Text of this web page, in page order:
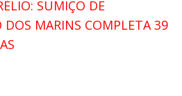
SUMIÇO DE
DOS MARINS COMPLETA 39